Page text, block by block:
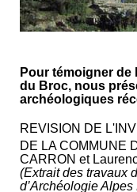
Pour témoigner
du Broc, nous
archéologiques
REVISION DE
DE LA COMMUNE
CARRON et
(Extrait des travaux
d’Archéologie